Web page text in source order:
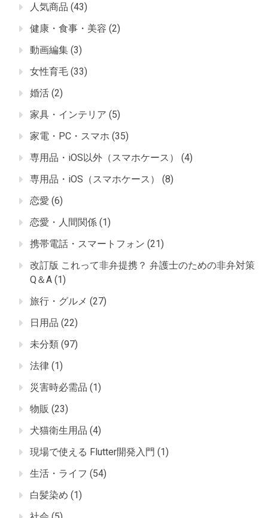
人気商品 (43)
健康・食事・美容 (2)
動画編集 (3)
女性育毛 (33)
婚活 (2)
家具・インテリア (5)
家電・PC・スマホ (35)
専用品・iOS以外（スマホケース）
(4)
専用品・iOS（スマホケース）
(8)
恋愛 (6)
恋愛・人間関係 (1)
携帯電話・スマートフォン (21)
改訂版 これって非弁提携？ 弁護士のための非弁対策
Q＆A (1)
旅行・グルメ (27)
日用品 (22)
未分類 (97)
法律 (1)
災害時必需品 (1)
物販 (23)
犬猫衛生用品 (4)
現場で使える Flutter開発入門 (1)
生活・ライフ (54)
白髪染め (1)